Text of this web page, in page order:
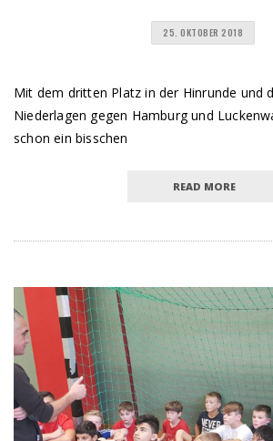
25. OKTOBER 2018
Mit dem dritten Platz in der Hinrunde und
Niederlagen gegen Hamburg und
schon ein bisschen
READ MORE